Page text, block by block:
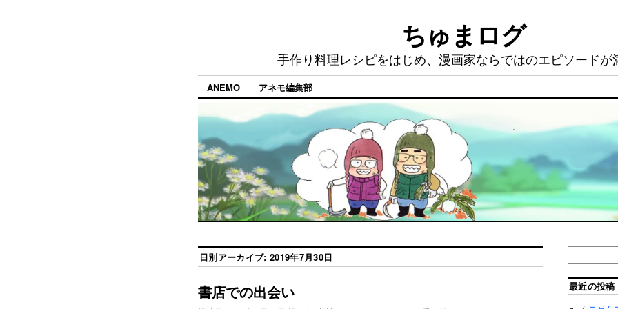
ちゅまログ
手作り料理レシピをはじめ、漫画家ならではのエピソードが
ANEMO アネモ編集部
日別アーカイブ: 2019年7月30日
書店での出会い 最近の投稿